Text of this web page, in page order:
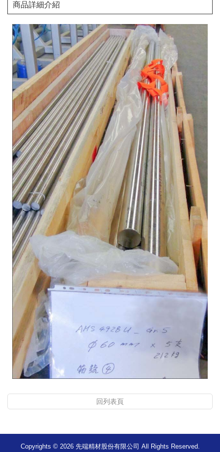
商品詳細介紹
回列表頁
Copyrights © 2026 先端精材股份有限公司 All Rights Reserved.